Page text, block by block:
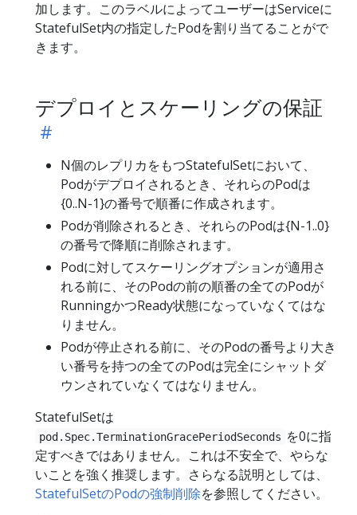
加します。このラベルによってユーザーはServiceに
StatefulSet内の指定したPodを割り当てることがで
きます。
デプロイとスケーリングの保証
N個のレプリカをもつStatefulSetにおいて、
Podがデプロイされるとき、それらのPodは
{0..N-1}の番号で順番に作成されます。
Podが削除されるとき、それらのPodは{N-1..0}
の番号で降順に削除されます。
Podに対してスケーリングオプションが適用さ
れる前に、そのPodの前の順番の全てのPodが
RunningかつReady状態になっていなくてはな
りません。
Podが停止される前に、そのPodの番号より大き
い番号を持つの全てのPodは完全にシャットダ
ウンされていなくてはなりません。
StatefulSetは
pod.Spec.TerminationGracePeriodSeconds を0に指
定すべきではありません。これは不安全で、やらな
いことを強く推奨します。さらなる説明としては、
StatefulSetのPodの強制削除を参照してください。